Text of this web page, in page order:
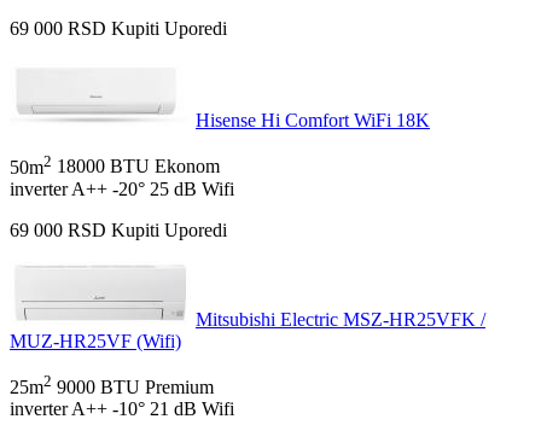
69 000 RSD Kupiti Uporedi
Hisense Hi Comfort WiFi 18K
50m2 18000 BTU Ekonom
inverter A++ -20° 25 dB Wifi
69 000 RSD Kupiti Uporedi
Mitsubishi Electric MSZ-HR25VFK /
MUZ-HR25VF (Wifi)
25m2 9000 BTU Premium
inverter A++ -10° 21 dB Wifi